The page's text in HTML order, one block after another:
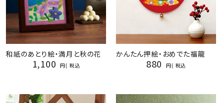
和紙のあとり絵・満月と秋の花
1,100 税込
かんたん押絵・おめでた福龍
880 税込